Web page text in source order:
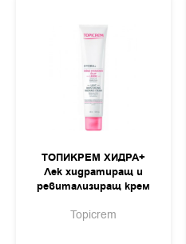
ТОПИКРЕМ ХИДРА+
Лек хидратиращ и
ревитализиращ крем
Topicrem